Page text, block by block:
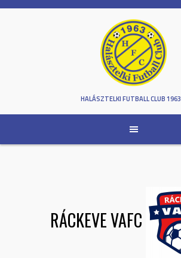
Skip
HALÁSZTELKI FUTBALL CLUB 1963
RÁCKEVE VAFC